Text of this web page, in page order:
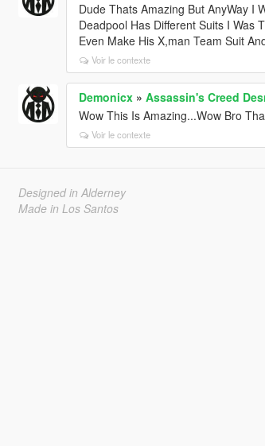
Dude Thats Amazing But AnyWay I
Deadpool Has Different Suits I Was
Even Make His X,man Team Suit
Voir le contexte
Demonicx» Assassin's Creed
Wow This Is Amazing...Wow Bro
Voir le contexte
Designed in Alderney
Made in Los Santos